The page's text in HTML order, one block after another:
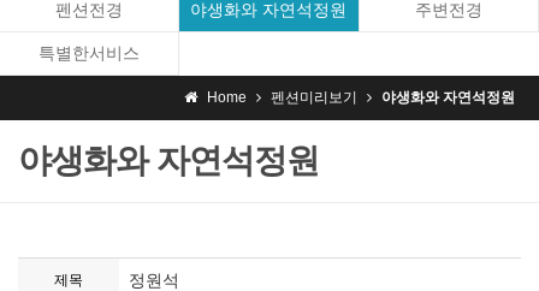
펜션전경 야생화와 자연석정원 주변전경
특별한서비스
Home 펜션미리보기 야생화와 자연석정원
야생화와 자연석정원
제목 정원석